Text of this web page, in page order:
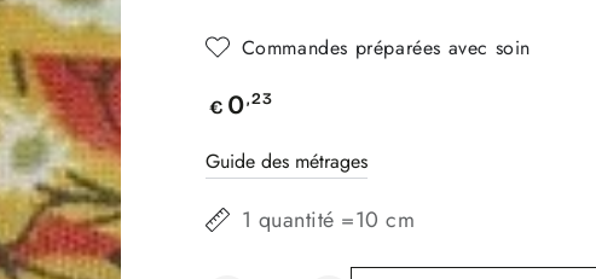
Commandes préparées avec soin
Prix
€ 0,23
Guide des métrages
1 quantité =10 cm